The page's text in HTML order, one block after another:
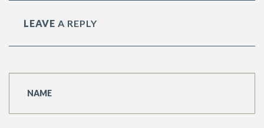
LEAVE A REPLY